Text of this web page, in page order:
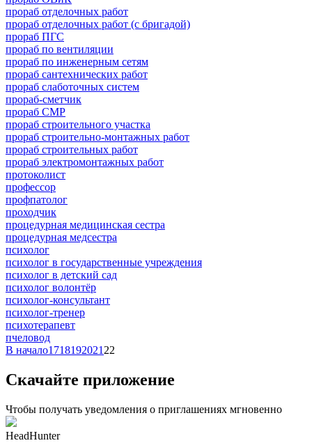
прораб отделочных работ
прораб отделочных работ (с бригадой)
прораб ПГС
прораб по вентиляции
прораб по инженерным сетям
прораб сантехнических работ
прораб слаботочных систем
прораб-сметчик
прораб СМР
прораб строительного участка
прораб строительно-монтажных работ
прораб строительных работ
прораб электромонтажных работ
протоколист
профессор
профпатолог
проходчик
процедурная медицинская сестра
процедурная медсестра
психолог
психолог в государственные учреждения
психолог в детский сад
психолог волонтёр
психолог-консультант
психолог-тренер
психотерапевт
пчеловод
В начало1718192021 22
Скачайте приложение
Чтобы получать уведомления о приглашениях мгновенно
HeadHunter